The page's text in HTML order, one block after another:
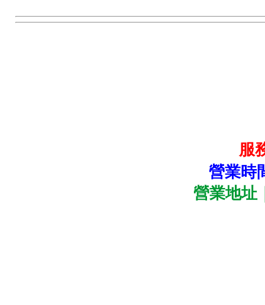
服
營業時
營業地址